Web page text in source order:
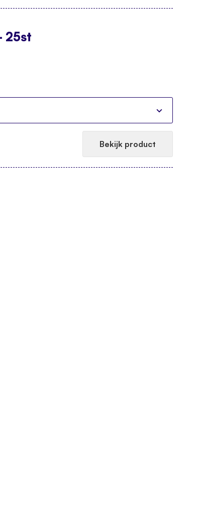
25st
Bekijk product